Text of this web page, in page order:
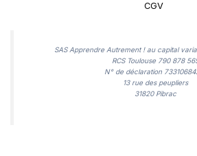
CGV
SAS Apprendre Autrement ! au capital
RCS Toulouse 790 878
N° de déclaration
13 rue des peupliers
31820 Pibrac​